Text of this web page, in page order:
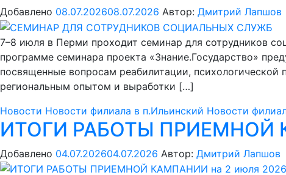
Добавлено 08.07.202608.07.2026 Автор: Дмитрий Лапшов
7–8 июля в Перми проходит семинар для сотрудников
программе семинара проекта «Знание.Государство»
посвященные вопросам реабилитации,
региональным опытом и выработки […]
Новости Новости филиала в п.Ильинский Новости
ИТОГИ РАБОТЫ ПРИЕМНОЙ
Добавлено 04.07.202604.07.2026 Автор: Дмитрий Лапшов